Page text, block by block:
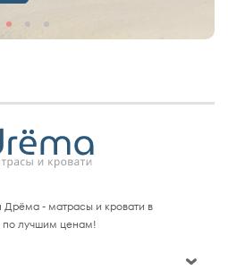
Дрёма - матрасы и кровати в
лучшим ценам!